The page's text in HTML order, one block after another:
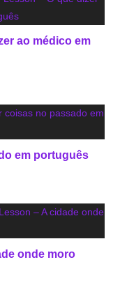
ao médico em
em português
onde moro